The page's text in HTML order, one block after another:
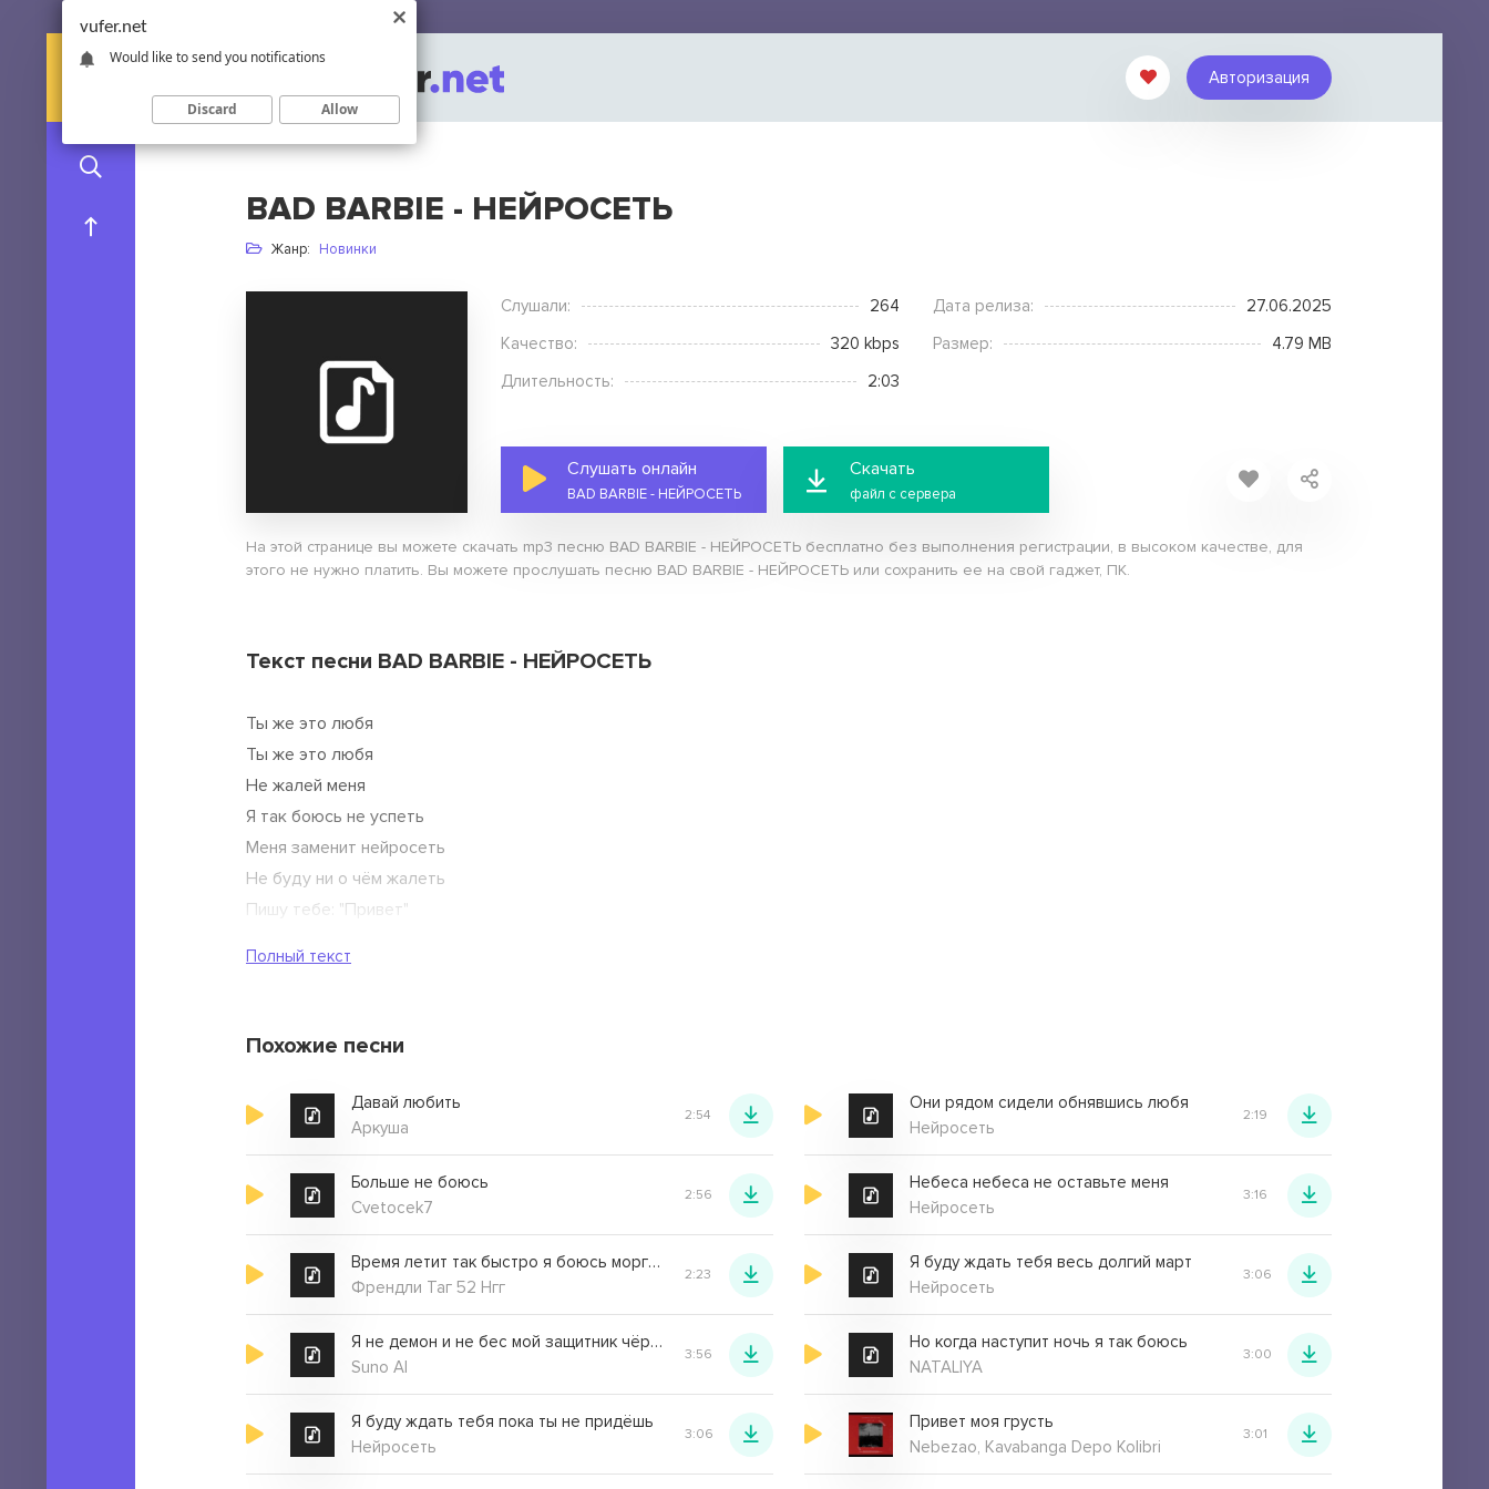
Авторизация
BAD BARBIE - НЕЙРОСЕТЬ
Жанр: Новинки
Слушали: 264 Дата релиза:
27.06.2025
Качество:
320 kbps Размер:
4.79 MB
Длительность:
2:03
Слушать онлайн
BAD BARBIE - НЕЙРОСЕТЬ
Скачать
файл с сервера
На этой странице вы можете скачать mp3 песню BAD BARBIE - НЕЙРОСЕТЬ бесплатно без выполнения регистрации, в высоком качестве, для
этого не нужно платить. Вы можете прослушать песню BAD BARBIE - НЕЙРОСЕТЬ или сохранить ее на свой гаджет, ПК.
Текст песни BAD BARBIE - НЕЙРОСЕТЬ
Ты же это любя
Ты же это любя
Не жалей меня
Я так боюсь не успеть
Меня заменит нейросеть
Не буду ни о чём жалеть
Пишу тебе: "Привет"
Полный текст
Похожие песни
Давай любить
Аркуша
2:54
Они рядом сидели обнявшись любя
Нейросеть
2:19
Больше не боюсь
Cvetocek7
2:56
Небеса небеса не оставьте меня
Нейросеть
3:16
Время летит так быстро я боюсь моргать
Френдли Таг 52 Нгг
2:23
Я буду ждать тебя весь долгий март
Нейросеть
3:06
Я не демон и не бес мой защитник чёрный лес
Suno AI
3:56
Но когда наступит ночь я так боюсь
NATALIYA
3:00
Я буду ждать тебя пока ты не придёшь
Нейросеть
3:06
Привет моя грусть
Nebezao, Kavabanga Depo Kolibri
3:01
vufer.net
Would like to send you notifications
Discard Allow